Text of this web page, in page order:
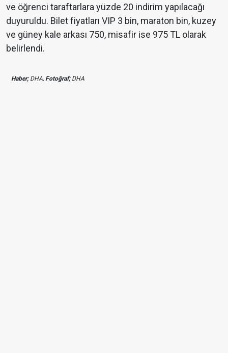
ve öğrenci taraftarlara yüzde 20 indirim yapılacağı
duyuruldu. Bilet fiyatları VIP 3 bin, maraton bin, kuzey
ve güney kale arkası 750, misafir ise 975 TL olarak
belirlendi.
Haber;DHA, Fotoğraf;DHA